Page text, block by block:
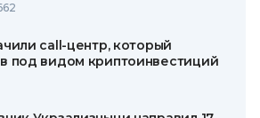
call-центр, который
под видом криптоинвестиций